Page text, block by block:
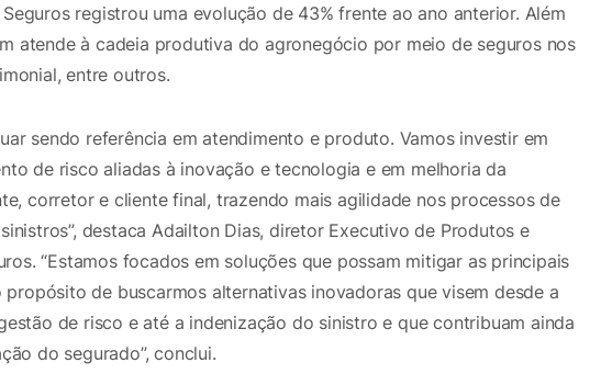
registrou uma evolução de 43% frente ao ano anterior. Além
atende à cadeia produtiva do agronegócio por meio de seguros nos
entre outros.
sendo referência em atendimento e produto. Vamos investir em
de risco aliadas à inovação e tecnologia e em melhoria da
corretor e cliente final, trazendo mais agilidade nos processos de
destaca Adailton Dias, diretor Executivo de Produtos e
“Estamos focados em soluções que possam mitigar as principais
propósito de buscarmos alternativas inovadoras que visem desde a
de risco e até a indenização do sinistro e que contribuam ainda
do segurado”, conclui.